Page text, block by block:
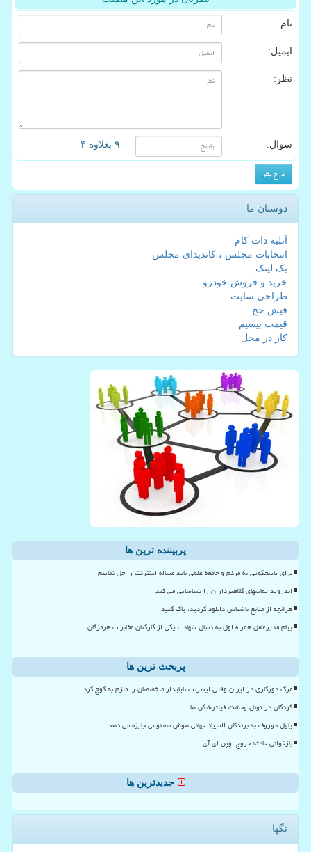
نام:
ایمیل:
نظر:
سوال: = ۹ بعلاوه ۴
دوستان ما
آتلیه دات کام
انتخابات مجلس ، کاندیدای مجلس
بک لینک
خرید و فروش خودرو
طراحی سایت
فیش حج
قیمت بیسیم
کار در محل
پربیننده ترین ها
برای پاسخگویی به مردم و جامعه علمی باید مساله اینترنت را حل نماییم
اندروید تماسهای کلاهبرداران را شناسایی می کند
هرآنچه از منابع ناشناس دانلود کردید، پاک کنید
پیام مدیرعامل همراه اول به دنبال شهادت یکی از کارکنان مخابرات هرمزگان
پربحث ترین ها
مرگ دورکاری در ایران وقتی اینترنت ناپایدار متخصصان را ملزم به کوچ کرد
کودکان در تونل وحشت فیلترشکن ها
پاول دوروف به برندگان المپیاد جهانی هوش مصنوعی جایزه می دهد
بازخوانی حادثه خروج اوپن ای آی
جدیدترین ها
تگها